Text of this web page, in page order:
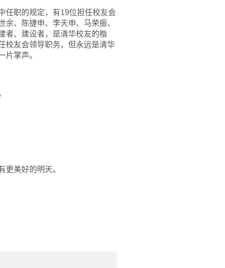
任职的规定，有19位担任校友会
、陈捷申、李天申、马荣振、
者、建设者，是清华校友的楷
校友会领导职务，但永远是清华
片掌声。
美好的明天。